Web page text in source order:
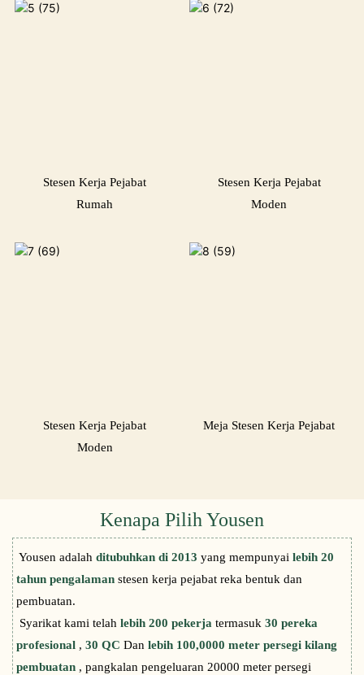
Stesen Kerja Pejabat
Rumah
Stesen Kerja Pejabat
Moden
Stesen Kerja Pejabat
Moden
Meja Stesen Kerja Pejabat
Kenapa Pilih Yousen
Yousen adalahditubuhkan di 2013yang mempunyailebih 20
tahun pengalamanstesen kerja pejabat reka bentuk dan
pembuatan.
Syarikat kami telahlebih 200 pekerjatermasuk30 pereka
profesional ,30 QCDanlebih 100,0000 meter persegi kilang
pembuatan , pangkalan pengeluaran 20000 meter persegi